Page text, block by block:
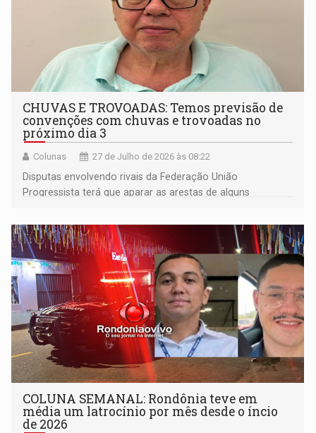
CHUVAS E TROVOADAS: Temos previsão de
convenções com chuvas e trovoadas no
próximo dia 3
Colunas 27 de Julho de 2026 às 08:22
Disputas envolvendo rivais da Federação União
Progressista terá que aparar as arestas de alguns
COLUNA SEMANAL: Rondônia teve em
média um latrocínio por mês desde o íncio
de 2026